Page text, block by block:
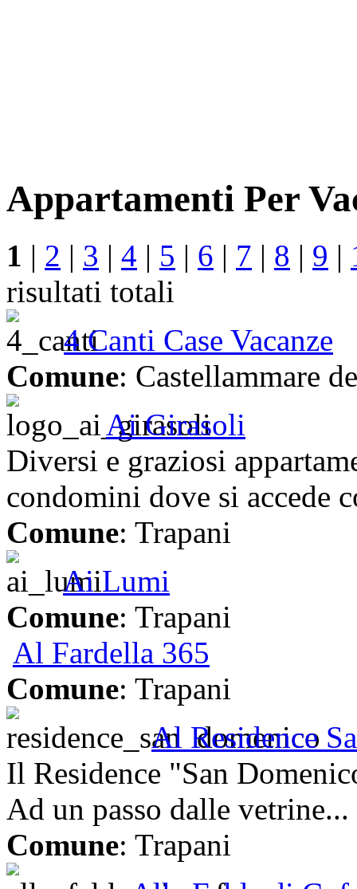
Appartamenti Per
1 | 2 | 3 | 4 | 5 | 6 | 7 | 8 | 9 |
risultati totali
4 Canti Case Vacanze
Comune: Castellammare
Ai Girasoli
Diversi e graziosi
condomini dove si accede
Comune: Trapani
Ai Lumi
Comune: Trapani
Al Fardella 365
Comune: Trapani
Al Residence
Il Residence "San
Ad un passo dalle vetrine...
Comune: Trapani